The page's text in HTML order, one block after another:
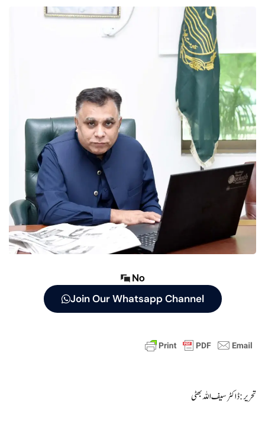
No
Join Our Whatsapp Channel
تحریر: ڈاکٹر سیف اللہ بھٹی